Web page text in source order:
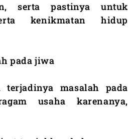
serta pastinya untuk
kenikmatan hidup
pada jiwa
terjadinya masalah pada
usaha karenanya,